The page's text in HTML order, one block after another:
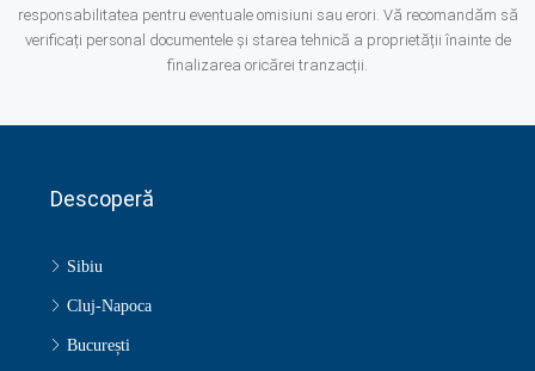
responsabilitatea pentru eventuale omisiuni sau erori. Vă recomandăm să
verificați personal documentele și starea tehnică a proprietății înainte de
finalizarea oricărei tranzacții.
Descoperă
Sibiu
Cluj-Napoca
București